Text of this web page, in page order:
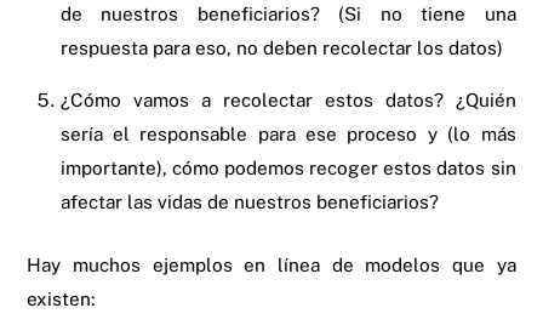
de nuestros beneficiarios? (Si no tiene una
respuesta para eso, no deben recolectar los datos)
¿Cómo vamos a recolectar estos datos? ¿Quién
sería el responsable para ese proceso y (lo más
importante), cómo podemos recoger estos datos sin
afectar las vidas de nuestros beneficiarios?
Hay muchos ejemplos en línea de modelos que ya
existen: